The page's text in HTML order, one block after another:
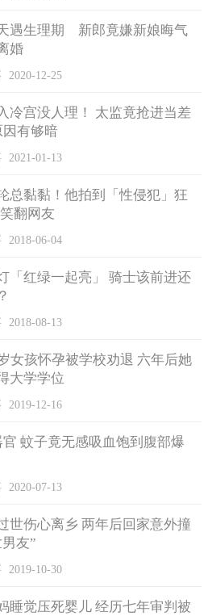
小学课本中来看，为什么要有这样
学生回答是两只小鸡还是三只小
么都不能算是错误的答案。虽然数
谨，很多时候一道题目的答案显然
些具有开放性的题目，这些问题可
的应该是孩子们多维思考的能力，
界的不同程度的批判，虽然我们的
需要做出的改革是培养学生们更好
要有一定的标准，但是这也不是绝
所固定，这样在学习过程中才能培
遇生理期 新郎竟嫌新娘晦气
婚
2020-12-25
冷宫没人理！ 太监竟抢进当差
因有够暗
2021-01-13
总黏黏！他拍到「性侵犯」狂
翻网友
2018-06-04
「红绿一起亮」 骑士该前进还
2018-08-13
女孩怀孕被学校劝退 六年后她
大学学位
2019-12-16
蚊子竟无感吸血饱到腹部爆
2020-07-13
世伤心离乡 两年后回家意外撞
友”
2019-10-30
睡觉压死婴儿 经历七年审判被